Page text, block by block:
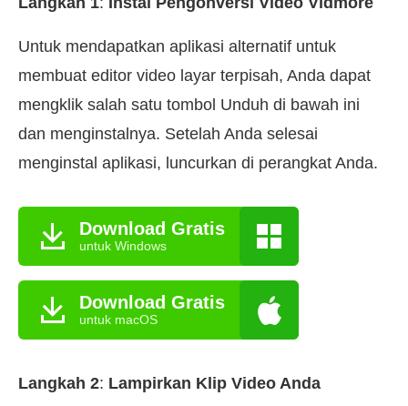
Untuk mendapatkan aplikasi alternatif untuk
membuat editor video layar terpisah, Anda dapat
mengklik salah satu tombol Unduh di bawah ini
dan menginstalnya. Setelah Anda selesai
menginstal aplikasi, luncurkan di perangkat Anda.
Download Gratis
untuk Windows
Download Gratis
untuk macOS
Langkah 2: Lampirkan Klip Video Anda